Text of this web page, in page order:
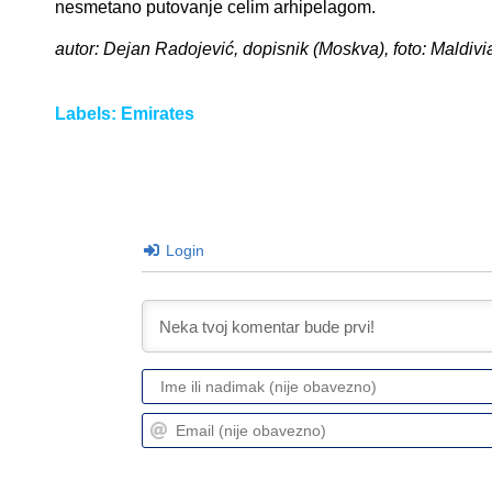
nesmetano putovanje celim arhipelagom.
autor: Dejan Radojević, dopisnik (Moskva), foto:
Labels: Emirates
Login